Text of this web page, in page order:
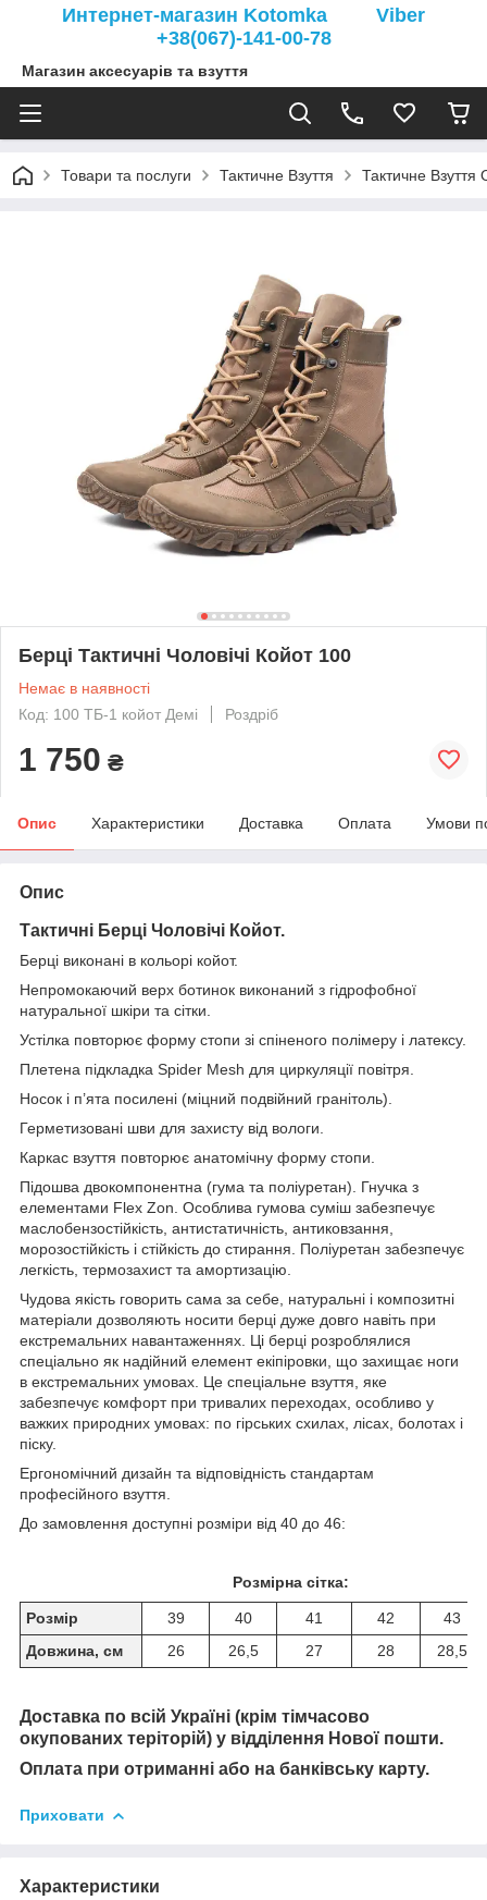
Интернет-магазин Kotomka Viber
+38(067)-141-00-78
Магазин аксесуарів та взуття
Товари та послуги Тактичне Взуття Тактичне Взуття
Берці Тактичні Чоловічі Койот 100
Немає в наявності
Код: 100 ТБ-1 койот Демі
Роздріб
1 750 ₴
Опис Характеристики Доставка Оплата Умови
Опис
Тактичні Берці Чоловічі Койот.
Берці виконані в кольорі койот.
Непромокаючий верх ботинок виконаний з гідрофобної
натуральної шкіри та сітки.
Устілка повторює форму стопи зі спіненого полімеру і латексу.
Плетена підкладка Spider Mesh для циркуляції повітря.
Носок і п’ята посилені (міцний подвійний гранітоль).
Герметизовані шви для захисту від вологи.
Каркас взуття повторює анатомічну форму стопи.
Підошва двокомпонентна (гума та поліуретан). Гнучка з
елементами Flex Zon. Особлива гумова суміш забезпечує
маслобензостійкість, антистатичність, антиковзання,
морозостійкість і стійкість до стирання. Поліуретан забезпечує
легкість, термозахист та амортизацію.
Чудова якість говорить сама за себе, натуральні і композитні
матеріали дозволяють носити берці дуже довго навіть при
екстремальних навантаженнях. Ці берці розроблялися
спеціально як надійний елемент екіпіровки, що захищає ноги
в екстремальних умовах. Це спеціальне взуття, яке
забезпечує комфорт при тривалих переходах, особливо у
важких природних умовах: по гірських схилах, лісах, болотах і
піску.
Ергономічний дизайн та відповідність стандартам
професійного взуття.
До замовлення доступні розміри від 40 до 46:
Розмірна сітка:
Розмір 39 40 41 42
43
Довжина, см
26 26,5 27 28 28,5
Доставка по всій Україні (крім тімчасово
окупованих теріторій) у відділення Нової пошти.
Оплата при отриманні або на банківську карту.
Приховати
Характеристики